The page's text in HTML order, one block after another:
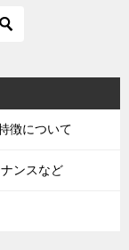
徴について
ンスなど